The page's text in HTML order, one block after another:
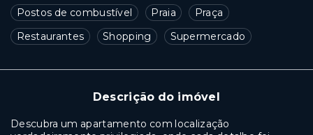
Postos de combustível
Praia
Praça
Restaurantes
Shopping Supermercado
Descrição do imóvel
Descubra um apartamento com localização